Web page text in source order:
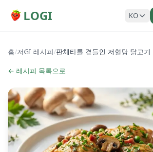
LOGI KO
홈/저GI 레시피/판체타를 곁들인 저혈당 닭고기
← 레시피 목록으로